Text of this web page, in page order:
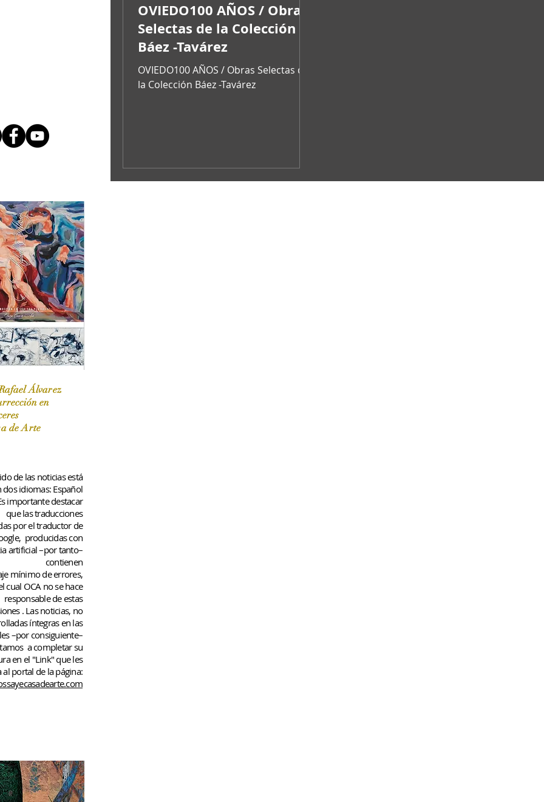
de las noticias está
dos idiomas: Español
importante destacar
que las traducciones
por el traductor de
producidas con
artificial –por tanto–
contienen
mínimode errores,
cual OCA no se hace
responsable de estas
. Las noticias, no
íntegras en las
–por consiguiente–
a completar su
en el "Link" que les
portal de la página:
OVIEDO100 AÑOS / Obras
Selectas de la Colección
Báez -Tavárez
OVIEDO100 AÑOS / Obras Selectas de
la Colección Báez -Tavárez
/ Marzo-Abril / 2024
Álvarez
en
de Arte